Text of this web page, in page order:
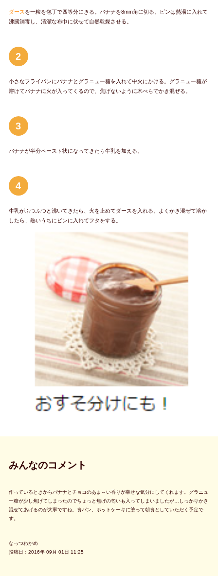
ダース を一粒を包丁で四等分にきる。バナナを8mm角に切る。ビンは熱湯に入れて
沸騰消毒し、清潔な布巾に伏せて自然乾燥させる。
2
小さなフライパンにバナナとグラニュー糖を入れて中火にかける。グラニュー糖が
溶けてバナナに火が入ってくるので、焦げないように木べらでかき混ぜる。
3
バナナが半分ペースト状になってきたら牛乳を加える。
4
牛乳がふつふつと沸いてきたら、火を止めてダースを入れる。よくかき混ぜて溶か
したら、熱いうちにビンに入れてフタをする。
みんなのコメント
作っているときからバナナとチョコのあま～い香りが幸せな気分にしてくれます。グラニュ
ー糖が少し焦げてしまったのでちょっと焦げの匂いも入ってしまいましたが…しっかりかき
混ぜてあげるのが大事ですね。食パン、ホットケーキに塗って朝食としていただく予定で
す。
なっつわかめ
投稿日：2016年 09月 01日 11:25